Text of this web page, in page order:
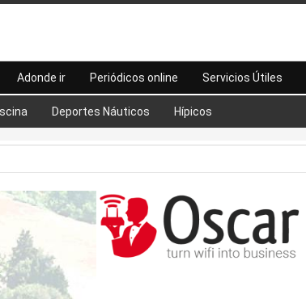
Deportes Náuticos Hípicos
Adonde ir Periódicos online Servicios Útiles